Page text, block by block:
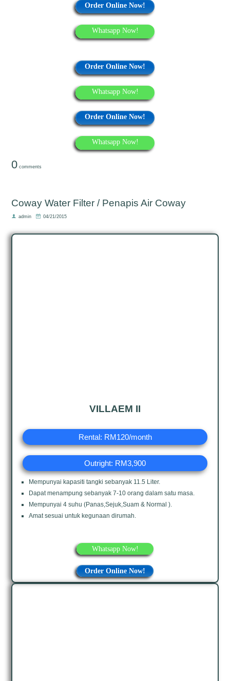
Order Online Now!
Whatsapp Now!
Order Online Now!
Whatsapp Now!
Order Online Now!
Whatsapp Now!
0 comments
Coway Water Filter / Penapis Air Coway
admin 04/21/2015
VILLAEM II
Rental: RM120/month
Outright: RM3,900
Mempunyai kapasiti tangki sebanyak 11.5 Liter.
Dapat menampung sebanyak 7-10 orang dalam satu masa.
Mempunyai 4 suhu (Panas,Sejuk,Suam & Normal ).
Amat sesuai untuk kegunaan dirumah.
Whatsapp Now!
Order Online Now!